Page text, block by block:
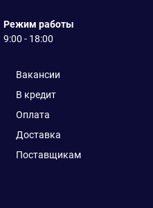
Режим работы
9:00 - 18:00
Вакансии
В кредит
Оплата
Доставка
Поставщикам